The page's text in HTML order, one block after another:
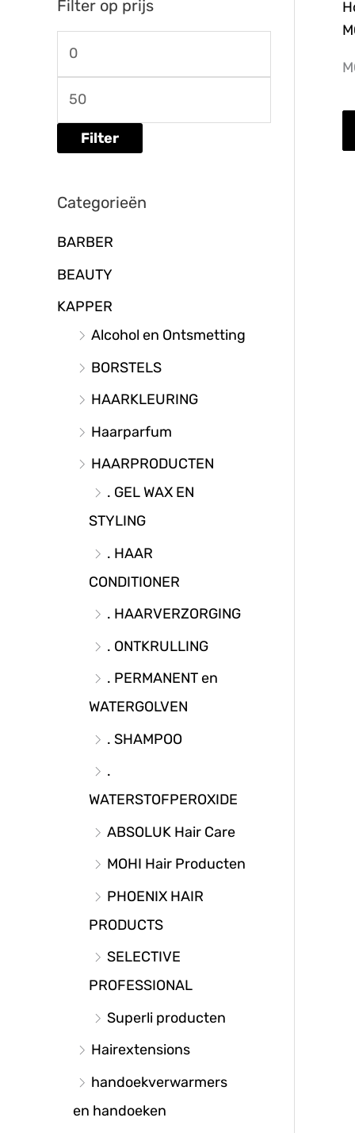
Filter op prijs
M
p
r
j
s
M
p
r
j
s
Filter
Categorieën
BARBER
BEAUTY
KAPPER
Alcohol en Ontsmetting
BORSTELS
HAARKLEURING
Haarparfum
HAARPRODUCTEN
. GEL WAX EN
STYLING
. HAAR
CONDITIONER
. HAARVERZORGING
. ONTKRULLING
. PERMANENT en
WATERGOLVEN
. SHAMPOO
.
WATERSTOFPEROXIDE
ABSOLUK Hair Care
MOHI Hair Producten
PHOENIX HAIR
PRODUCTS
SELECTIVE
PROFESSIONAL
Superli producten
Hairextensions
handoekverwarmers
en handoeken